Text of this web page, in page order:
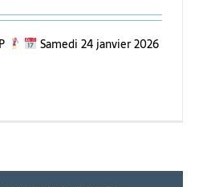
Samedi 24 janvier 2026